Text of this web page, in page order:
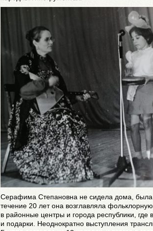
Серафима Степановна не сидела дома, была
течение 20 лет она возглавляла
в районные центры и города республики,
и подарки. Неоднократно выступления